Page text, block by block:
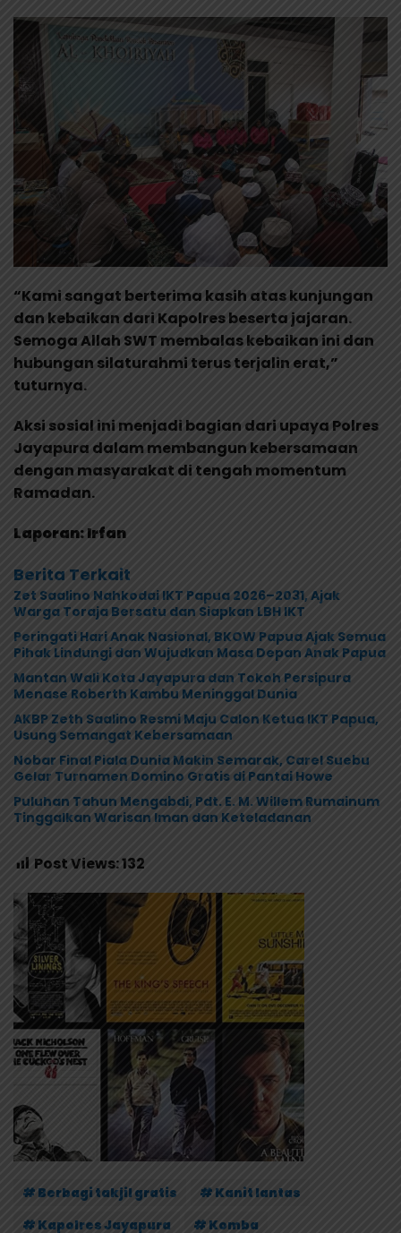
“Kami sangat berterima kasih atas kunjungan
dan kebaikan dari Kapolres beserta jajaran.
Semoga Allah SWT membalas kebaikan ini dan
hubungan silaturahmi terus terjalin erat,”
tuturnya.
Aksi sosial ini menjadi bagian dari upaya Polres
Jayapura dalam membangun kebersamaan
dengan masyarakat di tengah momentum
Ramadan.
Laporan: Irfan
Berita Terkait
Zet Saalino Nahkodai IKT Papua 2026–2031, Ajak
Warga Toraja Bersatu dan Siapkan LBH IKT
Peringati Hari Anak Nasional, BKOW Papua Ajak Semua
Pihak Lindungi dan Wujudkan Masa Depan Anak Papua
Mantan Wali Kota Jayapura dan Tokoh Persipura
Menase Roberth Kambu Meninggal Dunia
AKBP Zeth Saalino Resmi Maju Calon Ketua IKT Papua,
Usung Semangat Kebersamaan
Nobar Final Piala Dunia Makin Semarak, Carel Suebu
Gelar Turnamen Domino Gratis di Pantai Howe
Puluhan Tahun Mengabdi, Pdt. E. M. Willem Rumainum
Tinggalkan Warisan Iman dan Keteladanan
Post Views:132
# Berbagi takjil gratis
# Kanit lantas
# Kapolres Jayapura
# Komba